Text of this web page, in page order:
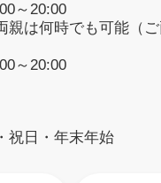
～20:00
親は何時でも可能（
～20:00
祝日・年末年始